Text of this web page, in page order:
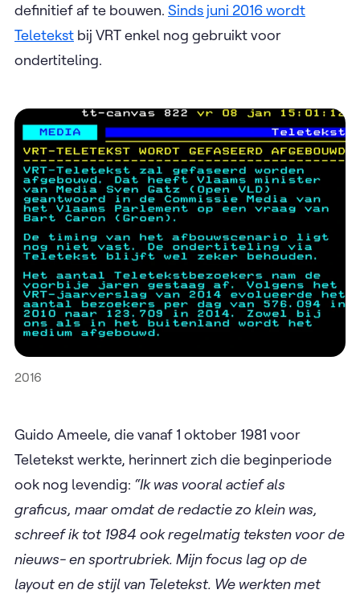
definitief af te bouwen. Sinds juni 2016 wordt
Teletekst bij VRT enkel nog gebruikt voor
ondertiteling.
2016
Guido Ameele, die vanaf 1 oktober 1981 voor
Teletekst werkte, herinnert zich die beginperiode
ook nog levendig: “Ik was vooral actief als
graficus, maar omdat de redactie zo klein was,
schreef ik tot 1984 ook regelmatig teksten voor de
nieuws- en sportrubriek. Mijn focus lag op de
layout en de stijl van Teletekst. We werkten met